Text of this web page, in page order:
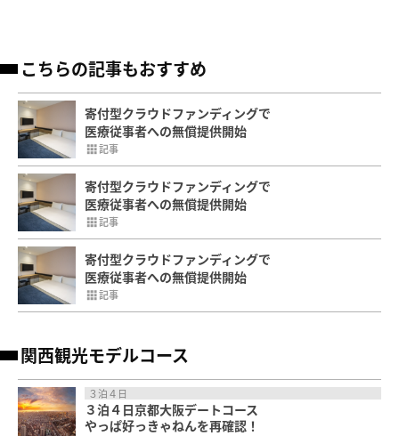
こちらの記事もおすすめ
寄付型クラウドファンディングで
医療従事者への無償提供開始
記事
寄付型クラウドファンディングで
医療従事者への無償提供開始
記事
寄付型クラウドファンディングで
医療従事者への無償提供開始
記事
関西観光モデルコース
３泊４日
３泊４日京都大阪デートコース
やっぱ好っきゃねんを再確認！